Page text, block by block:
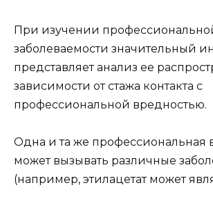
При изучении
заболеваемости значительный
представляет анализ ее
зависимости от стажа контакта с
профессиональной вредностью.
Одна и та же профессиональная
может вызывать различные
(например, этилацетат может